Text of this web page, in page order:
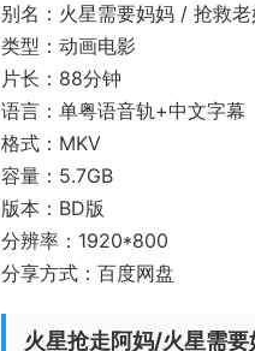
别名：火星需要妈妈 / 抢救
类型：动画电影
片长：88分钟
语言：单粤语音轨+中文字幕
格式：MKV
容量：5.7GB
版本：BD版
分辨率：1920*800
分享方式：百度网盘
火星抢走阿妈/火星需